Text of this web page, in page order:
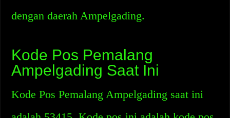
dengan daerah Ampelgading.
Kode Pos Pemalang
Ampelgading Saat Ini
Kode Pos Pemalang Ampelgading saat ini